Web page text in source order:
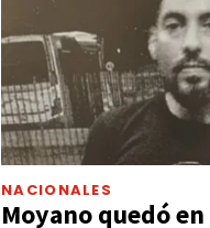
NACIONALES
Moyano quedó